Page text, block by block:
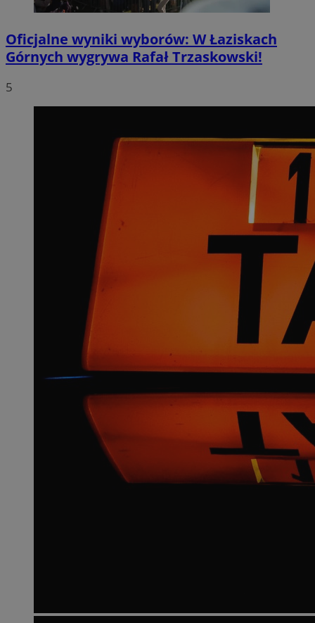
Oficjalne wyniki wyborów: W Łaziskach
Górnych wygrywa Rafał Trzaskowski!
5